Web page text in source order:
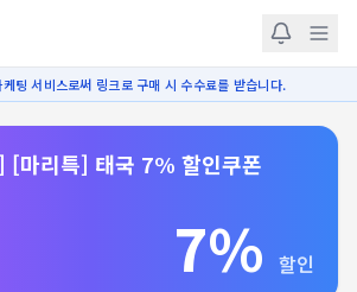
팅 서비스로써 링크로 구매 시 수수료를 받습니다.
[마리특] 태국 7% 할인쿠폰
7% 할인